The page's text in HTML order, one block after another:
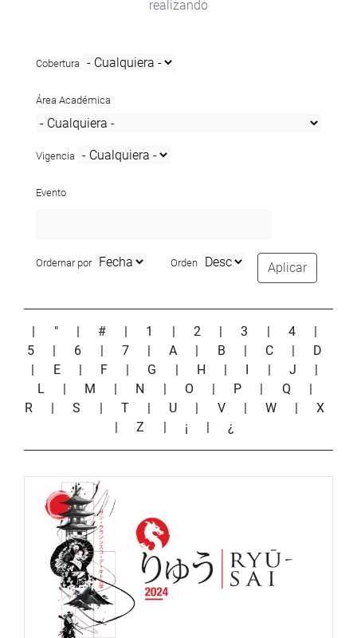
realizando
Cobertura
Área Académica
Vigencia
Evento
Ordernar por Orden Aplicar
| " | # | 1 | 2 |3 | 4
|
5
| 6 | 7 |A | B | C | D
| E | F | G | H | I | J
|
L
| M | N | O | P | Q
|
R
|S | T | U | V |W |X
|Z | ¡ |¿